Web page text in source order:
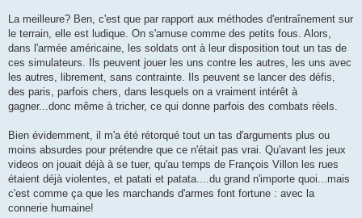
La meilleure? Ben, c'est que par rapport aux méthodes d'entraînement sur
le terrain, elle est ludique. On s'amuse comme des petits fous. Alors,
dans l'armée américaine, les soldats ont à leur disposition tout un tas de
ces simulateurs. Ils peuvent jouer les uns contre les autres, les uns avec
les autres, librement, sans contrainte. Ils peuvent se lancer des défis,
des paris, parfois chers, dans lesquels on a vraiment intérêt à
gagner...donc même à tricher, ce qui donne parfois des combats réels.
Bien évidemment, il m'a été rétorqué tout un tas d'arguments plus ou
moins absurdes pour prétendre que ce n'était pas vrai. Qu'avant les jeux
videos on jouait déjà à se tuer, qu'au temps de François Villon les rues
étaient déjà violentes, et patati et patata....du grand n'importe quoi...mais
c'est comme ça que les marchands d'armes font fortune : avec la
connerie humaine!